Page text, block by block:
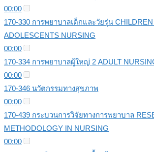
00:00
170-330 การพยาบาลเด็กและวัยรุ่น CHILDREN
ADOLESCENTS NURSING
00:00
170-334 การพยาบาลผู้ใหญ่ 2 ADULT
00:00
170-346 นวัตกรรมทางสุขภาพ
00:00
170-439 กระบวนการวิจัยทางการพยาบาล
METHODOLOGY IN NURSING
00:00